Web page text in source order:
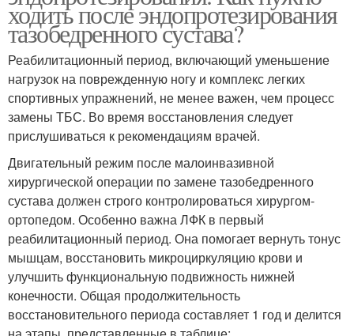
ходить после эндопротезирования
тазобедренного сустава?
Реабилитационный период, включающий уменьшение
нагрузок на поврежденную ногу и комплекс легких
спортивных упражнений, не менее важен, чем процесс
замены ТБС. Во время восстановления следует
прислушиваться к рекомендациям врачей.
Двигательный режим после малоинвазивной
хирургической операции по замене тазобедренного
сустава должен строго контролироваться хирургом-
ортопедом. Особенно важна ЛФК в первый
реабилитационный период. Она помогает вернуть тонус
мышцам, восстановить микроциркуляцию крови и
улучшить функциональную подвижность нижней
конечности. Общая продолжительность
восстановительного периода составляет 1 год и делится